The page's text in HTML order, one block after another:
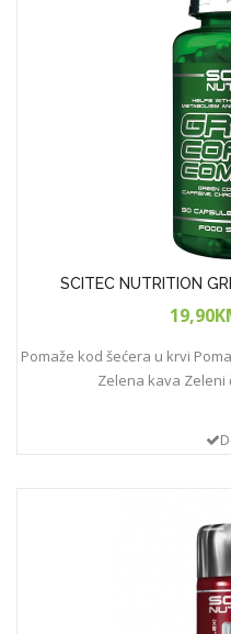
SCITEC NUTRITION
Pomaže kod šećera u krvi
Zelena kava Zeleni